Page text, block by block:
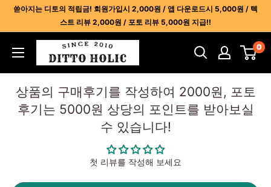
쏟아지는 디토의 적립금! 회원가입시 2,000원 / 앱 다운로드시 5,000원 / 텍
스트 리뷰 2,000원 / 포토 리뷰 5,000원 지급!!
릭
-
0
상품의 구매후기를 작성하여 2000원, 포토
후기는 5000원 상당의 포인트를 받아보실
수 있습니다!
첫 리뷰를 작성해 보세요